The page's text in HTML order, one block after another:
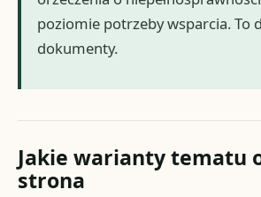
poziomie potrzeby wsparcia. To
dokumenty.
Jakie warianty tematu
strona